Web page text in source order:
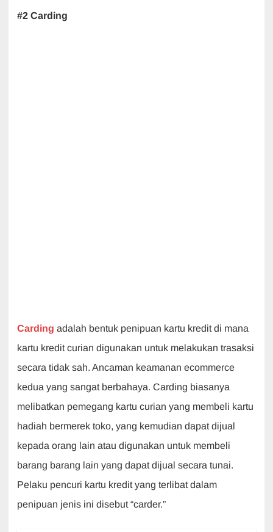
#2 Carding
Carding adalah bentuk penipuan kartu kredit di mana
kartu kredit curian digunakan untuk melakukan trasaksi
secara tidak sah. Ancaman keamanan ecommerce
kedua yang sangat berbahaya. Carding biasanya
melibatkan pemegang kartu curian yang membeli kartu
hadiah bermerek toko, yang kemudian dapat dijual
kepada orang lain atau digunakan untuk membeli
barang barang lain yang dapat dijual secara tunai.
Pelaku pencuri kartu kredit yang terlibat dalam
penipuan jenis ini disebut “carder.”